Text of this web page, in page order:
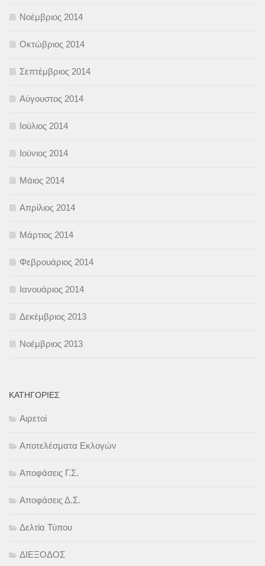
Νοέμβριος 2014
Οκτώβριος 2014
Σεπτέμβριος 2014
Αύγουστος 2014
Ιούλιος 2014
Ιούνιος 2014
Μάιος 2014
Απρίλιος 2014
Μάρτιος 2014
Φεβρουάριος 2014
Ιανουάριος 2014
Δεκέμβριος 2013
Νοέμβριος 2013
KΑΤΗΓΟΡΊΕΣ
Αιρετοί
Αποτελέσματα Εκλογών
Αποφάσεις Γ.Σ.
Αποφάσεις Δ.Σ.
Δελτία Τύπου
ΔΙΕΞΟΔΟΣ